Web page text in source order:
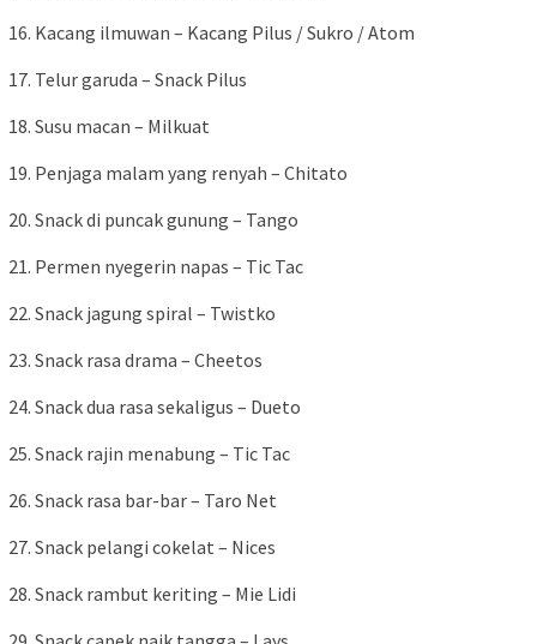
16. Kacang ilmuwan – Kacang Pilus / Sukro / Atom
17. Telur garuda – Snack Pilus
18. Susu macan – Milkuat
19. Penjaga malam yang renyah – Chitato
20. Snack di puncak gunung – Tango
21. Permen nyegerin napas – Tic Tac
22. Snack jagung spiral – Twistko
23. Snack rasa drama – Cheetos
24. Snack dua rasa sekaligus – Dueto
25. Snack rajin menabung – Tic Tac
26. Snack rasa bar-bar – Taro Net
27. Snack pelangi cokelat – Nices
28. Snack rambut keriting – Mie Lidi